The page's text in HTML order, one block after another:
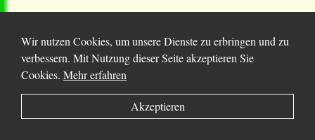
436 Mann    Sawatzki, Bernhard Jakob     geb. 29.
Heirat 1.
Frau    Susanna Isaak Braun          geb. 20.
    Kinder:
Wir nutzen Cookies, um unsere Dienste zu erbringen und zu
verbessern. Mit Nutzung dieser Seite akzeptieren Sie
Cookies. Mehr erfahren
Akzeptieren